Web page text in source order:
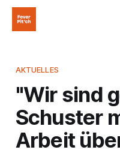
AKTUELLES
"Wir sind
Schuster
Arbeit